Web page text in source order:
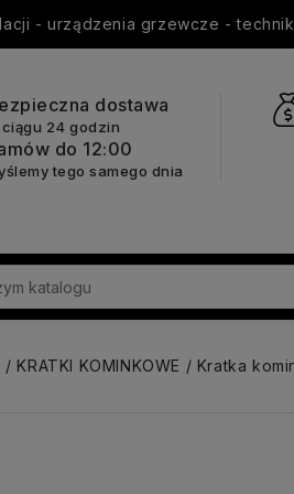
- urządzenia grzewcze -
dostawa
24 godzin
do 12:00
tego samego dnia
KRATKI KOMINKOWE Kratka